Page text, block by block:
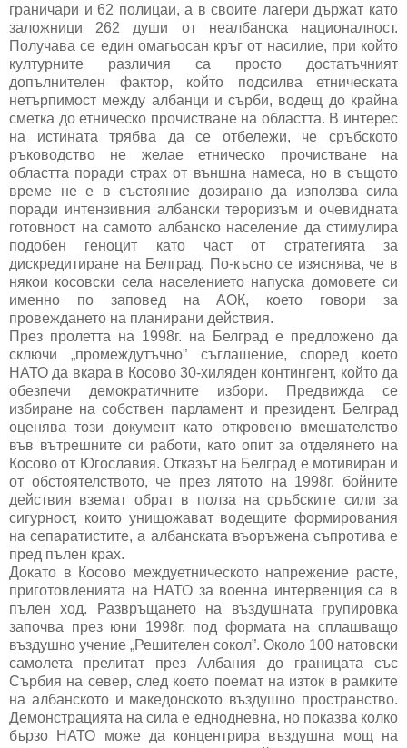
граничари и 62 полицаи, а в своите лагери държат като
заложници 262 души от неалбанска националност.
Получава се един омагьосан кръг от насилие, при който
културните различия са просто достатъчният
допълнителен фактор, който подсилва етническата
нетърпимост между албанци и сърби, водещ до крайна
сметка до етническо прочистване на областта. В интерес
на истината трябва да се отбележи, че сръбското
ръководство не желае етническо прочистване на
областта поради страх от външна намеса, но в същото
време не е в състояние дозирано да използва сила
поради интензивния албански тероризъм и очевидната
готовност на самото албанско население да стимулира
подобен геноцит като част от стратегията за
дискредитиране на Белград. По-късно се изяснява, че в
някои косовски села населението напуска домовете си
именно по заповед на АОК, което говори за
провеждането на планирани действия.
През пролетта на 1998г. на Белград е предложено да
сключи „промеждутъчно” съглашение, според което
НАТО да вкара в Косово 30-хиляден контингент, който да
обезпечи демократичните избори. Предвижда се
избиране на собствен парламент и президент. Белград
оценява този документ като откровено вмешателство
във вътрешните си работи, като опит за отделянето на
Косово от Югославия. Отказът на Белград е мотивиран и
от обстоятелството, че през лятото на 1998г. бойните
действия вземат обрат в полза на сръбските сили за
сигурност, които унищожават водещите формирования
на сепаратистите, а албанската въоръжена съпротива е
пред пълен крах.
Докато в Косово междуетническото напрежение расте,
приготовленията на НАТО за военна интервенция са в
пълен ход. Развръщането на въздушната групировка
започва през юни 1998г. под формата на сплашващо
въздушно учение „Решителен сокол”. Около 100 натовски
самолета прелитат през Албания до границата със
Сърбия на север, след което поемат на изток в рамките
на албанското и македонското въздушно пространство.
Демонстрацията на сила е еднодневна, но показва колко
бързо НАТО може да концентрира въздушна мощ на